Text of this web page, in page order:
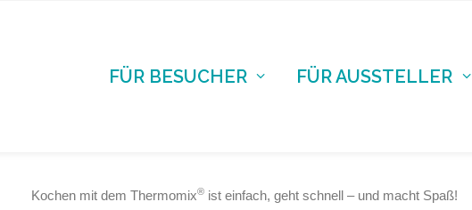
FÜR BESUCHER FÜR AUSSTELLER
Kochen mit dem Thermomix® ist einfach, geht schnell – und macht Spaß!